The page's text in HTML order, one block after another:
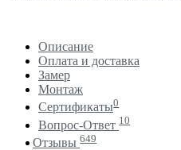
Описание
Оплата и доставка
Замер
Монтаж
Сертификаты0
Вопрос-Ответ 10
Отзывы 649